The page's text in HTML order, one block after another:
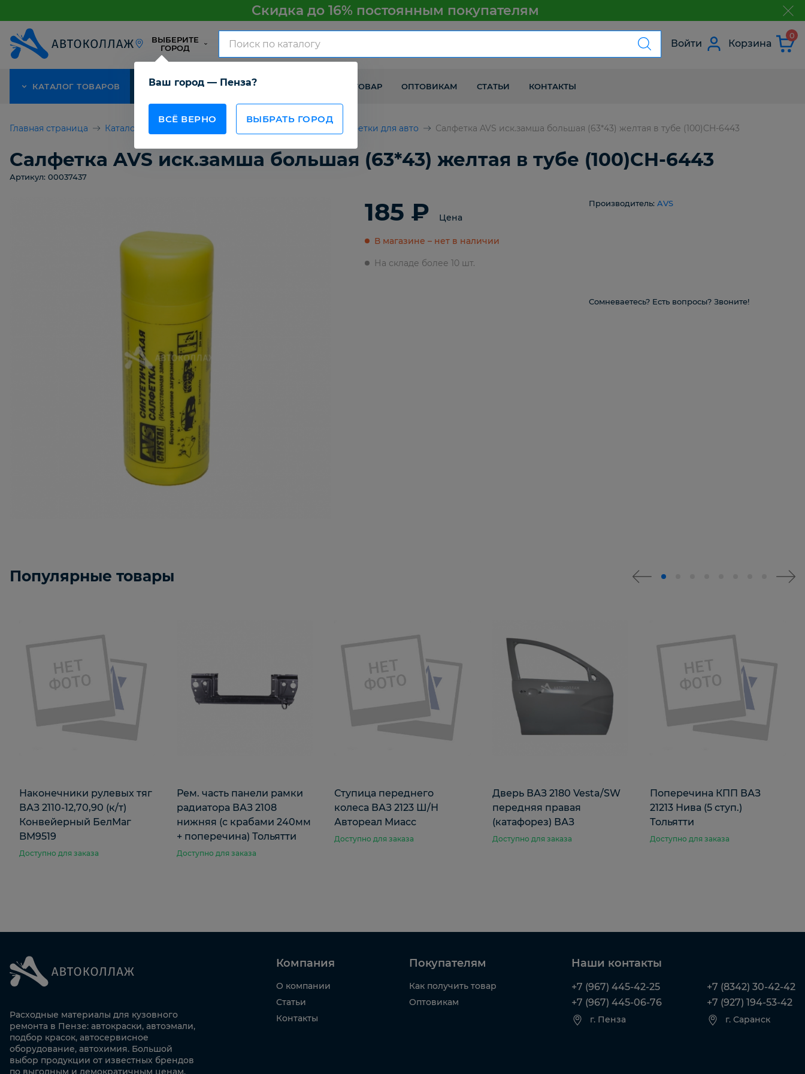
Скидка до 16% постоянным покупателям
ВЫБЕРИТЕ
ГОРОД
Ваш город — Пенза?
ВСЁ ВЕРНО ВЫБРАТЬ ГОРОД
Войти Корзина
0
КАТАЛОГ ТОВАРОВ АКЦИЯ О КОМПАНИИ КАК ПОЛУЧИТЬ ТОВАР ОПТОВИКАМ СТАТЬИ КОНТАКТЫ
Главная страница Каталог товаров Салфетки для авто Салфетка AVS иск.замша большая (63*43) желтая в тубе (100)CH-6443
Салфетка AVS иск.замша большая (63*43) желтая в тубе (100)CH-6443
Артикул: 00037437
185 ₽ Цена
В магазине – нет в наличии
На складе более 10 шт.
Производитель: AVS
Сомневаетесь? Есть вопросы? Звоните!
Популярные товары
Наконечники рулевых тяг
ВАЗ 2110-12,70,90 (к/т)
Конвейерный БелМаг
BM9519
Доступно для заказа
Рем. часть панели рамки
радиатора ВАЗ 2108
нижняя (с крабами 240мм
+ поперечина) Тольятти
Доступно для заказа
Ступица переднего
колеса ВАЗ 2123 Ш/Н
Автореал Миасс
Доступно для заказа
Дверь ВАЗ 2180 Vesta/SW
передняя правая
(катафорез) ВАЗ
Доступно для заказа
Поперечина КПП ВАЗ
21213 Нива (5 ступ.)
Тольятти
Доступно для заказа
Расходные материалы для кузовного
ремонта в Пензе: автокраски, автоэмали,
подбор красок, автосервисное
оборудование, автохимия. Большой
выбор продукции от известных брендов
по выгодным и демократичным ценам.
Компания
О компании
Статьи
Контакты
Покупателям
Как получить товар
Оптовикам
Наши контакты
+7 (967) 445-42-25
+7 (967) 445-06-76
г. Пенза
+7 (8342) 30-42-42
+7 (927) 194-53-42
г. Саранск